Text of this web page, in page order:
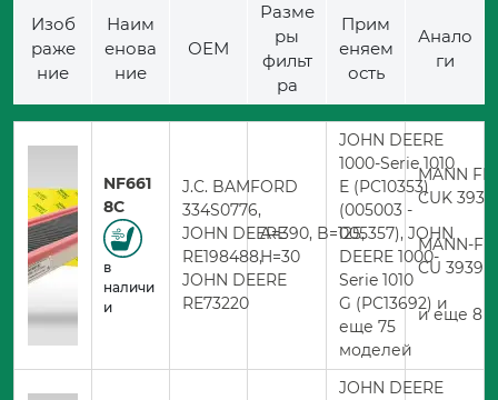
Изоб
раже
ние
Наим
енова
ние
ОЕМ
Разме
ры
фильт
ра
Прим
еняем
ость
Анало
ги
NF661
8C
в
наличи
и
J.C. BAMFORD
334S0776,
JOHN DEERE
RE198488,
JOHN DEERE
RE73220
A=390, B=125,
H=30
JOHN DEERE
1000-Serie 1010
E (PC10353)
(005003 -
005357), JOHN
DEERE 1000-
Serie 1010
G (PC13692) и
еще 75
моделей
MANN
CUK 3939
MANN-
CU 3939
и еще 8
JOHN DEERE